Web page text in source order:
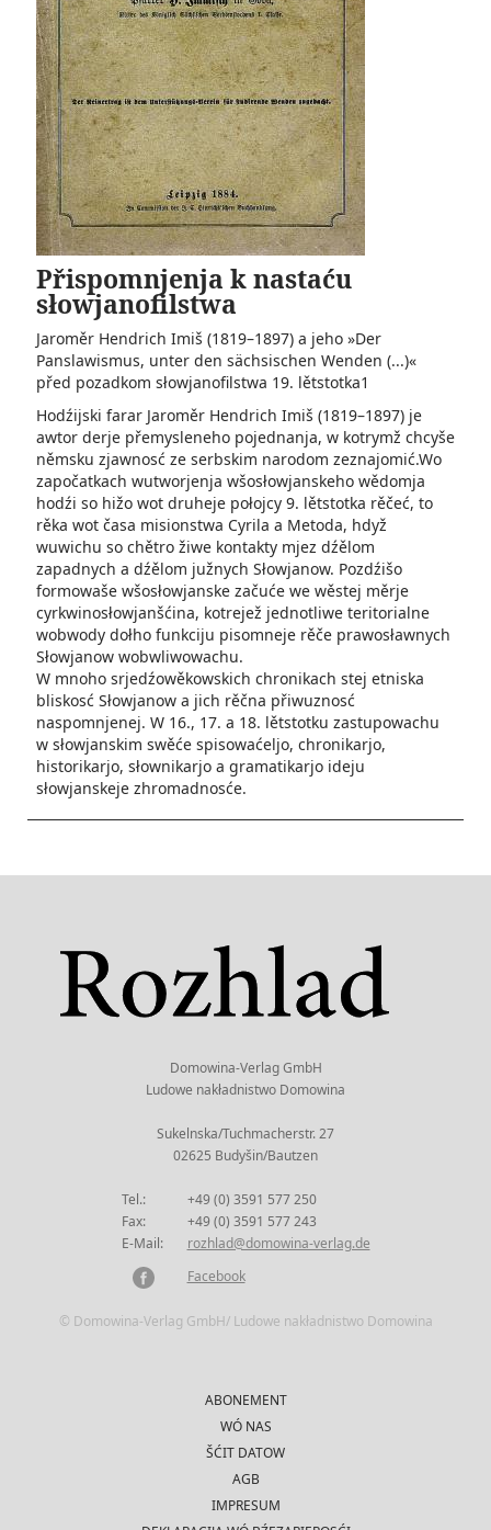
Přispomnjenja k nastaću
słowjanofilstwa
Jaroměr Hendrich Imiš (1819–1897) a jeho »Der
Panslawismus­, unter den sächsischen Wenden (...)«
před pozadkom słowjanofilstwa 19. lětstotka1
Hodźijski farar Jaroměr Hendrich Imiš (1819–1897) je
awtor derje přemysleneho pojednanja, w kotrymž chcyše
němsku zjawnosć ze serbskim narodom zeznajomić.Wo
započatkach wutworjenja wšosłowjanskeho wědomja
hodźi so hižo wot druheje połojcy 9. lětstotka rěčeć, to
rěka wot časa misionstwa Cyrila a Metoda, hdyž
wuwichu so chětro žiwe kontakty mjez dźělom
zapadnych a dźělom južnych Słowjanow. Pozdźišo
formowaše wšosłowjanske začuće we wěstej měrje
cyrkwinosłowjanšćina, kotrejež jednotliwe teritorialne
wobwody dołho funkciju pisomneje rěče prawosławnych
Słowjanow wobwliwowachu.
W mnoho srjedźowěkowskich chronikach stej etniska
bliskosć Słowjanow a jich rěčna přiwuznosć
naspomnjenej. W 16., 17. a 18. lětstotku zastupowachu
w słowjanskim swěće spisowaćeljo, chronikarjo,
historikarjo, słownikarjo a gramatikarjo ideju
słowjanskeje zhromadnosće.
Domowina-Verlag GmbH
Ludowe nakładnistwo Domowina
Sukelnska/Tuchmacherstr. 27
02625 Budyšin/Bautzen
Tel.:
+49 (0) 3591 577 250
Fax:
+49 (0) 3591 577 243
E-Mail:
rozhlad@domowina-verlag.de
Facebook
© Domowina-Verlag GmbH/ Ludowe nakładnistwo Domowina
ABONEMENT
WÓ NAS
ŠĆIT DATOW
AGB
IMPRESUM